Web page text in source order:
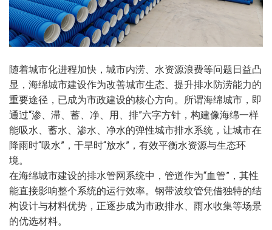
随着城市化进程加快，城市内涝、水资源浪费等问题日益凸
显，海绵城市建设作为改善城市生态、提升排水防涝能力的
重要途径，已成为市政建设的核心方向。所谓海绵城市，即
通过“渗、滞、蓄、净、用、排”六字方针，构建像海绵一样
能吸水、蓄水、渗水、净水的弹性城市排水系统，让城市在
降雨时“吸水”，干旱时“放水”，有效平衡水资源与生态环
境。
在海绵城市建设的排水管网系统中，管道作为“血管”，其性
能直接影响整个系统的运行效率。钢带波纹管凭借独特的结
构设计与材料优势，正逐步成为市政排水、雨水收集等场景
的优选材料。